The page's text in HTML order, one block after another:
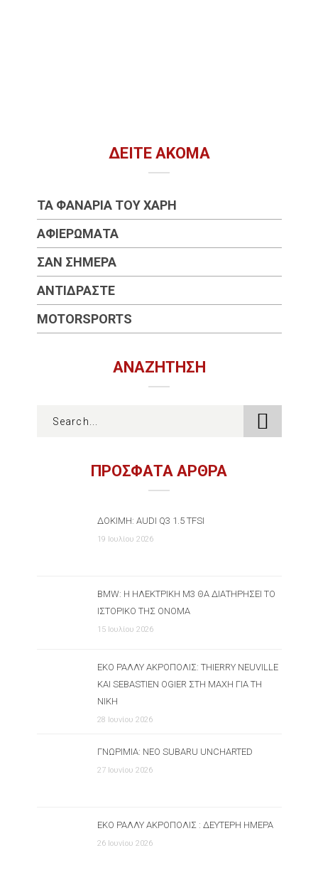
ΔΕΊΤΕ ΑΚΌΜΑ
ΤΑ ΦΑΝΆΡΙΑ ΤΟΥ ΧΆΡΗ
ΑΦΙΕΡΏΜΑΤΑ
ΣΑΝ ΣΉΜΕΡΑ
ΑΝΤΙΔΡΆΣΤΕ
MOTORSPORTS
ΑΝΑΖΉΤΗΣΗ
ΠΡΟΣΦΑΤΑ ΑΡΘΡΑ
ΔΟΚΙΜΉ: AUDI Q3 1.5 TFSI
19 Ιουλίου 2026
BMW: Η ΗΛΕΚΤΡΙΚΉ M3 ΘΑ ΔΙΑΤΗΡΉΣΕΙ ΤΟ
ΙΣΤΟΡΙΚΌ ΤΗΣ ΌΝΟΜΑ
15 Ιουλίου 2026
ΕΚΟ ΡΆΛΛΥ ΑΚΡΌΠΟΛΙΣ: THIERRY NEUVILLE
ΚΑΙ SEBASTIEN OGIER ΣΤΗ ΜΆΧΗ ΓΙΑ ΤΗ
ΝΊΚΗ
28 Ιουνίου 2026
ΓΝΩΡΙΜΊΑ: ΝΈΟ SUBARU UNCHARTED
27 Ιουνίου 2026
ΕΚΟ ΡΆΛΛΥ ΑΚΡΌΠΟΛΙΣ : ΔΕΎΤΕΡΗ ΗΜΈΡΑ
26 Ιουνίου 2026